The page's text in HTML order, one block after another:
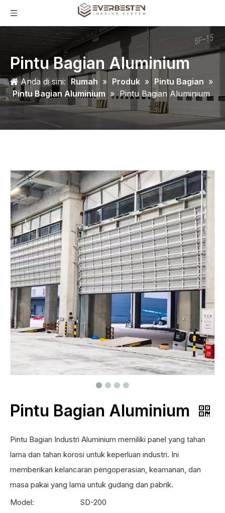
Pintu Bagian Aluminium
Anda di sini: Rumah » Produk » Pintu Bagian »
Pintu Bagian Aluminium » Pintu Bagian Aluminium
Pintu Bagian Aluminium
Pintu Bagian Industri Aluminium memiliki panel yang tahan
lama dan tahan korosi untuk keperluan industri. Ini
memberikan kelancaran pengoperasian, keamanan, dan
masa pakai yang lama untuk gudang dan pabrik.
Model:
SD-200